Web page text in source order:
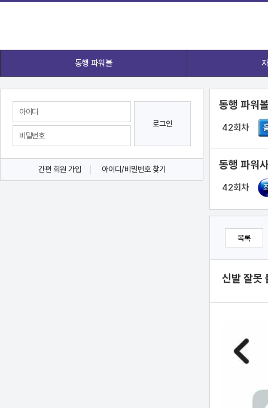
동행 파워볼
로그인
간편 회원 가입 아이디/비밀번호 찾기
동행 파워
42회차
동행 파워
42회차
목록
신발 잘못